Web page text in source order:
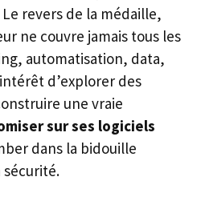
revers de la médaille,
ne couvre jamais tous les
automatisation, data,
d’explorer des
une vraie
sur ses logiciels
dans la bidouille
sécurité.